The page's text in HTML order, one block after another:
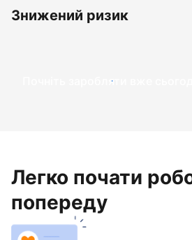
Знижений ризик
Почніть заробляти вже
Легко почати
попереду